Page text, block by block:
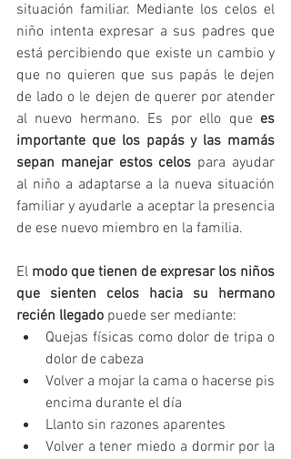
situación familiar. Mediante los celos el
niño intenta expresar a sus padres que
está percibiendo que existe un cambio y
que no quieren que sus papás le dejen
de lado o le dejen de querer por atender
al nuevo hermano. Es por ello que es
importante que los papás y las mamás
sepan manejar estos celos para ayudar
al niño a adaptarse a la nueva situación
familiar y ayudarle a aceptar la presencia
de ese nuevo miembro en la familia.
El modo que tienen de expresar los niños
que sienten celos hacia su hermano
recién llegado puede ser mediante:
Quejas físicas como dolor de tripa o
dolor de cabeza
Volver a mojar la cama o hacerse pis
encima durante el día
Llanto sin razones aparentes
Volver a tener miedo a dormir por la